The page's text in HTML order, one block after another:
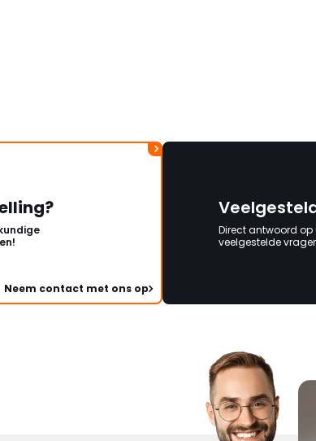
Neem contact met ons op
Direct antwoord op
veelgestelde